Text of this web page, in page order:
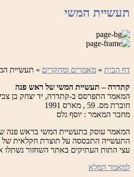
תעשיית המשי
דף הבית » מאמרים ומחקרים » תעשיית
קתדרה – תעשיית המשי של ראש פנה
המאמר התפרסם ב-קתדרה, יד יצחק בן צבי
חוברת מס. 59 , מארס 1991
מחבר המאמר : יוסף גלס
המאמר עוסק בתעשיית המשי בראש פנה שהוקמה
התעשייה התבססה על תוצרת חקלאית של
עצי התות העתיקים באתר השחזור נשתלו
למאמר המלא